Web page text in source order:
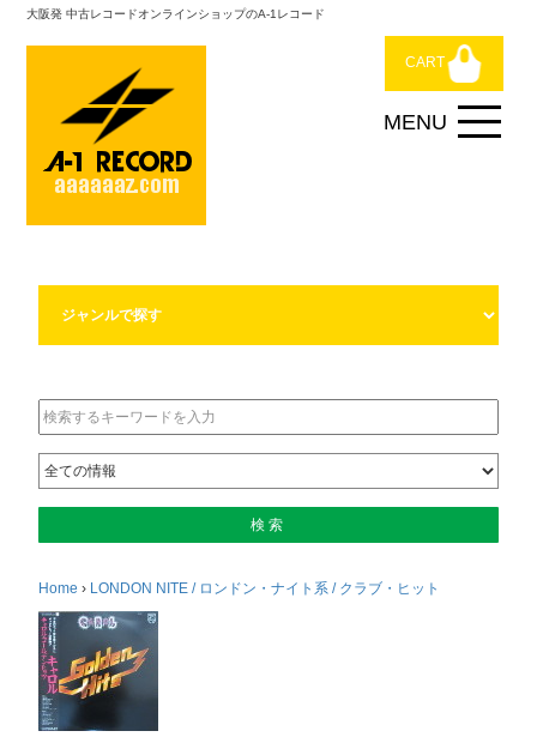
大阪発 中古レコードオンラインショップのA-1レコード
CART
Home › LONDON NITE / ロンドン・ナイト系 / クラブ・ヒット